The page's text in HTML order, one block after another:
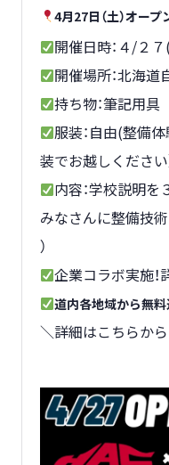
4月27日（土）オー
開催日時：４/２
開催場所：北海
持ち物：筆記用具
服装：自由(整備
装でお越しください
内容：学校説明を
みなさんに整備技術
）
企業コラボ実施！
道内各地域から無料
＼詳細はこちらから